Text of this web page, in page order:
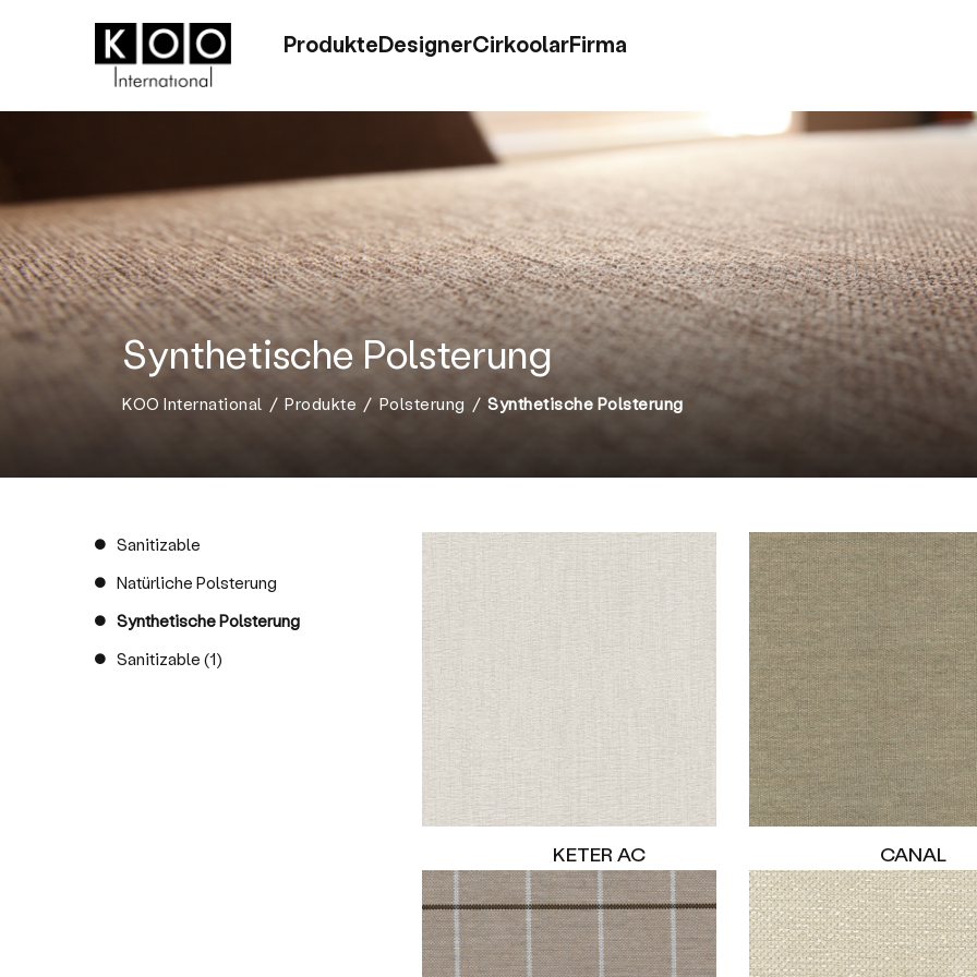
ProdukteDesignerCirkoolarFirma
Synthetische Polsterung
KOO International Produkte Polsterung Synthetische Polsterung
Sanitizable
Natürliche Polsterung
Synthetische Polsterung
Sanitizable (1)
KETER AC CANAL